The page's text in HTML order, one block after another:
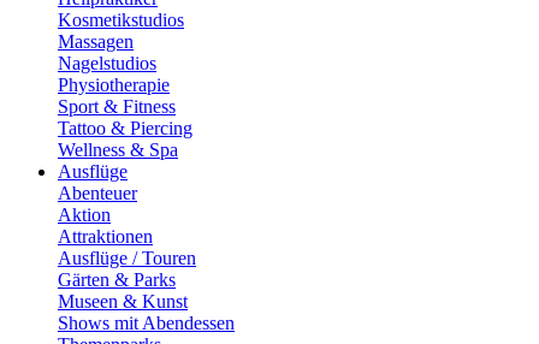
Kosmetikstudios
Massagen
Nagelstudios
Physiotherapie
Sport & Fitness
Tattoo & Piercing
Wellness & Spa
Ausflüge
Abenteuer
Aktion
Attraktionen
Ausflüge / Touren
Gärten & Parks
Museen & Kunst
Shows mit Abendessen